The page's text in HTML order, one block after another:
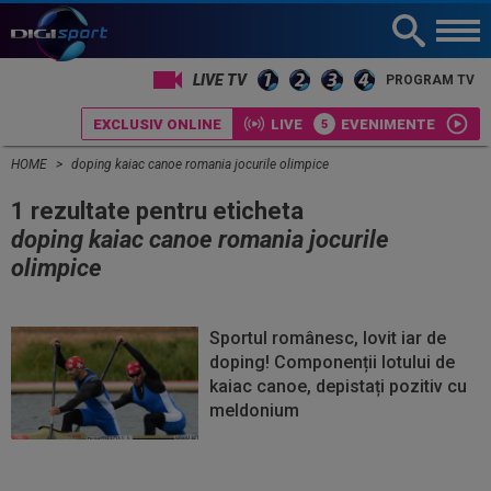
LIVE TV PROGRAM TV
EXCLUSIV ONLINE LIVE EVENIMENTE
HOME doping kaiac canoe romania jocurile olimpice
1 rezultate pentru eticheta
doping kaiac canoe romania jocurile
olimpice
Sportul românesc, lovit iar de
doping! Componenții lotului de
kaiac canoe, depistați pozitiv cu
meldonium